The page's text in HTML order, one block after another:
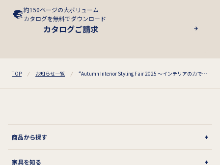
約150ページの大ボリューム
カタログを無料でダウンロード
カタログご請求
TOP お知らせ一覧 “Autumn Interior Styling Fair 2025 ～インテリアの力で、暮らしが変わる～” 開催のお知らせ
商品から探す
家具を知る